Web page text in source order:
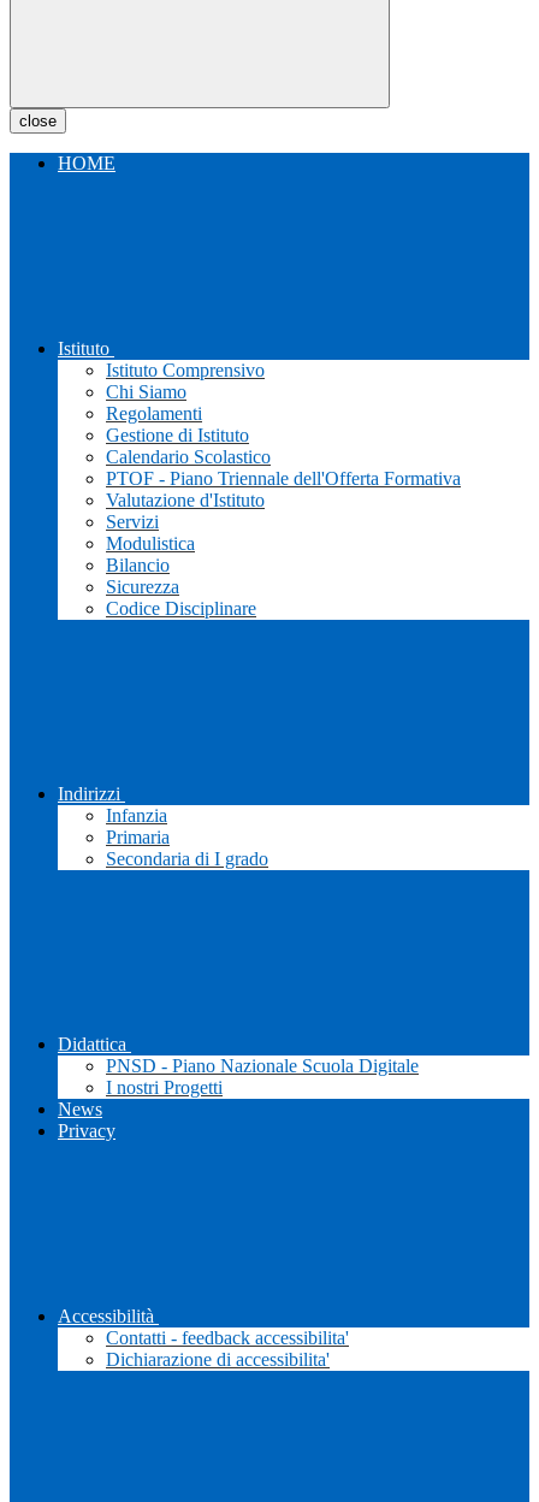
close
HOME
Istituto
Istituto Comprensivo
Chi Siamo
Regolamenti
Gestione di Istituto
Calendario Scolastico
PTOF - Piano Triennale dell'Offerta Formativa
Valutazione d'Istituto
Servizi
Modulistica
Bilancio
Sicurezza
Codice Disciplinare
Indirizzi
Infanzia
Primaria
Secondaria di I grado
Didattica
PNSD - Piano Nazionale Scuola Digitale
I nostri Progetti
News
Privacy
Accessibilità
Contatti - feedback accessibilita'
Dichiarazione di accessibilita'